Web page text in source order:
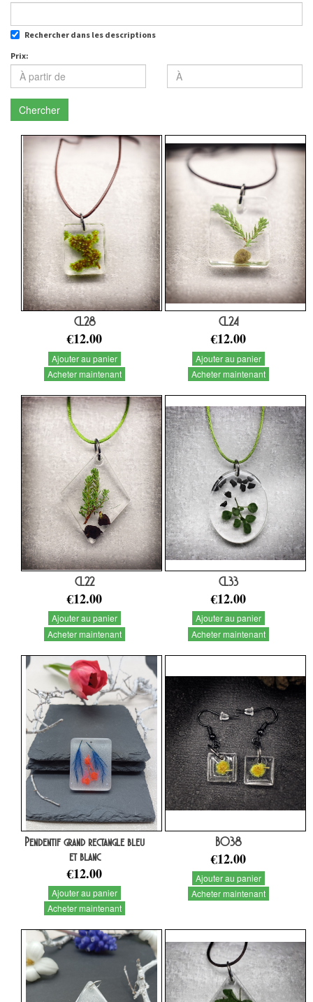
Rechercher dans les descriptions
Prix:
Chercher
CL28
€12.00
Ajouter au panier
Acheter maintenant
CL24
€12.00
Ajouter au panier
Acheter maintenant
CL22
€12.00
Ajouter au panier
Acheter maintenant
CL33
€12.00
Ajouter au panier
Acheter maintenant
Pendentif grand rectangle bleu
et blanc
€12.00
Ajouter au panier
Acheter maintenant
BO38
€12.00
Ajouter au panier
Acheter maintenant